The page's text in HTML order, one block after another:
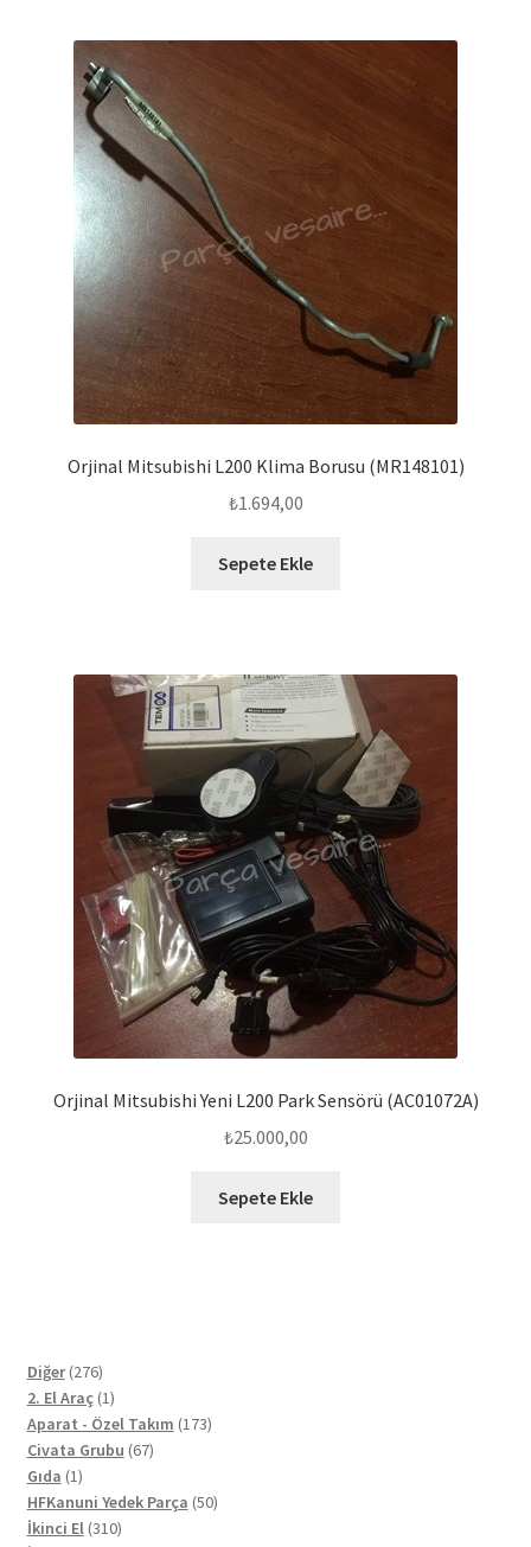
Orjinal Mitsubishi L200 Klima Borusu (MR148101)
₺1.694,00
Sepete Ekle
Orjinal Mitsubishi Yeni L200 Park Sensörü (AC01072A)
₺25.000,00
Sepete Ekle
Diğer 276276
ürün
2. El Araç 11
ürün
Aparat - Özel Takım 173173
Civata Grubu 6767
Gıda 11
ürün
HFKanuni Yedek Parça 5050
İkinci El 310310